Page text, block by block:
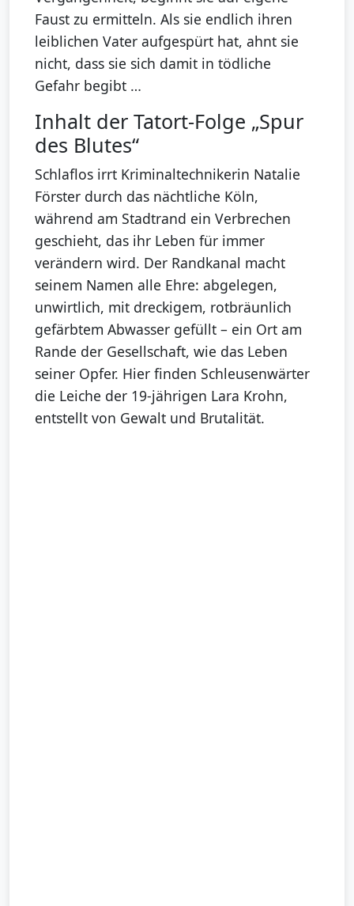
Faust zu ermitteln. Als sie endlich ihren
leiblichen Vater aufgespürt hat, ahnt sie
nicht, dass sie sich damit in tödliche
Gefahr begibt …
Inhalt der Tatort-Folge „Spur
des Blutes“
Schlaflos irrt Kriminaltechnikerin Natalie
Förster durch das nächtliche Köln,
während am Stadtrand ein Verbrechen
geschieht, das ihr Leben für immer
verändern wird. Der Randkanal macht
seinem Namen alle Ehre: abgelegen,
unwirtlich, mit dreckigem, rotbräunlich
gefärbtem Abwasser gefüllt – ein Ort am
Rande der Gesellschaft, wie das Leben
seiner Opfer. Hier finden Schleusenwärter
die Leiche der 19-jährigen Lara Krohn,
entstellt von Gewalt und Brutalität.